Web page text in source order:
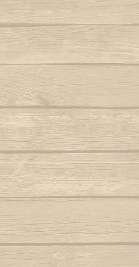
Nagô)
benzer
laranjeira
(Abada)
mar)
é você
Cantando
Ola ola
Autor :
Autor :
Autor : Mestre
Pra jogar
Música:
Refrain
Totonho de maré
Fut un grand joueur
L'onde balance le
Tout comme
Dendê de maré,
Refrain
Tire, tire, emmène,
Sors le filet de la mer
Si tu es un pêcheur
Tu ne manqueras
Dendê de maré,
Refrain
C'est la pleine lune
Le pêcheur revient
Ca va festoyer au
Le capoeiriste va